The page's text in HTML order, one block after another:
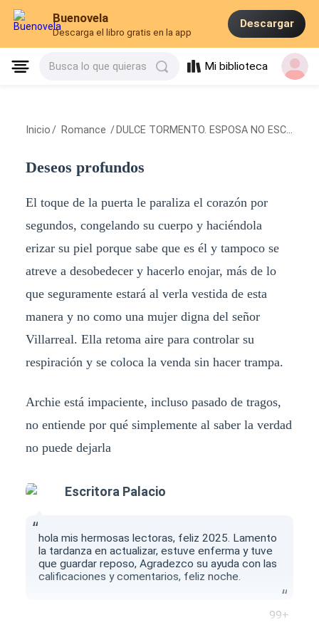
Buenovela
Descarga el libro gratis en la app
Descargar
Busca lo que quieras Mi biblioteca
Inicio / Romance / DULCE TORMENTO. ESPOSA NO ESCAPARAS DE MI
Deseos profundos
El toque de la puerta le paraliza el corazón por
segundos, congelando su cuerpo y haciéndola
erizar su piel porque sabe que es él y tampoco se
atreve a desobedecer y hacerlo enojar, más de lo
que seguramente estará al verla vestida de esta
manera y no como una mujer digna del señor
Villarreal. Ella retoma aire para controlar su
respiración y se coloca la venda sin hacer trampa.
Archie está impaciente, incluso pasado de tragos,
no entiende por qué simplemente al saber la verdad
no puede dejarla
Escritora Palacio
hola mis hermosas lectoras, feliz 2025. Lamento
la tardanza en actualizar, estuve enferma y tuve
que guardar reposo, Agradezco su ayuda con las
calificaciones y comentarios, feliz noche.
99+